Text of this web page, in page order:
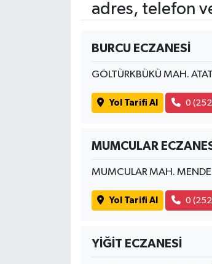
adres, telefon
BURCU ECZANESİ
GÖLTÜRKBÜKÜ MAH.
Yol Tarifi Al 0
MUMCULAR
MUMCULAR MAH.
Yol Tarifi Al 0
YİĞİT ECZANESİ